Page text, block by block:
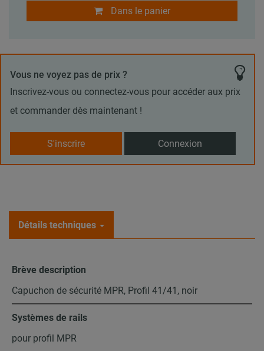
Dans le panier
Vous ne voyez pas de prix ?
Inscrivez-vous ou connectez-vous pour accéder aux prix
et commander dès maintenant !
S'inscrire Connexion
Détails techniques
Brève description
Capuchon de sécurité MPR, Profil 41/41, noir
Systèmes de rails
pour profil MPR